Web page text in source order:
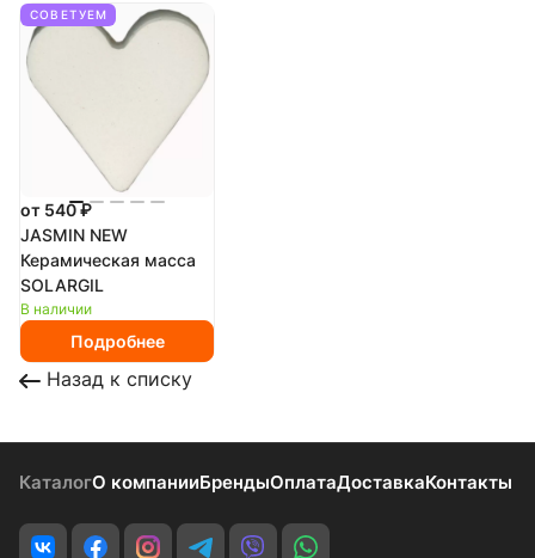
СОВЕТУЕМ
от 540 ₽
JASMIN NEW
Керамическая масса
SOLARGIL
В наличии
Подробнее
Назад к списку
КаталогО компанииБрендыОплатаДоставкаКонтакты